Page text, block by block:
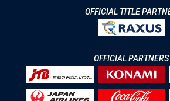
OFFICIAL TITLE
OFFICIAL PARTNERS